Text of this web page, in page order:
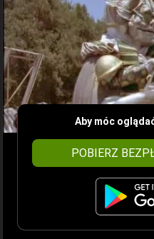
Aby móc
POBIERZ